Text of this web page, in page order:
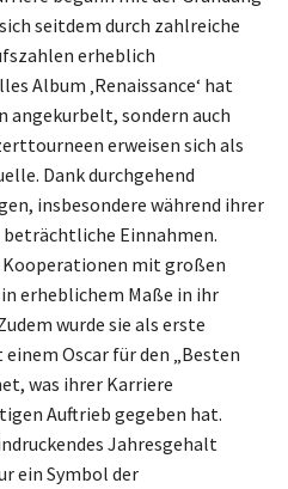
seitdem durch zahlreiche
erheblich
Album ‚Renaissance‘ hat
angekurbelt, sondern auch
erweisen sich als
Dank durchgehend
insbesondere während ihrer
Einnahmen.
mit großen
erheblichem Maße in ihr
wurde sie als erste
Oscar für den „Besten
was ihrer Karriere
Auftrieb gegeben hat.
Jahresgehalt
ein Symbol der